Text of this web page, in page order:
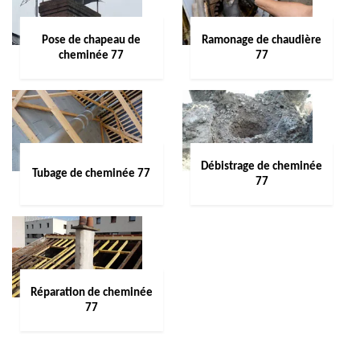
Pose de chapeau de
cheminée 77
Ramonage de chaudière
77
Tubage de cheminée 77
Débistrage de cheminée
77
Réparation de cheminée
77